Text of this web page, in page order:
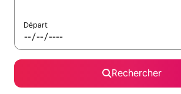
Départ
Rechercher